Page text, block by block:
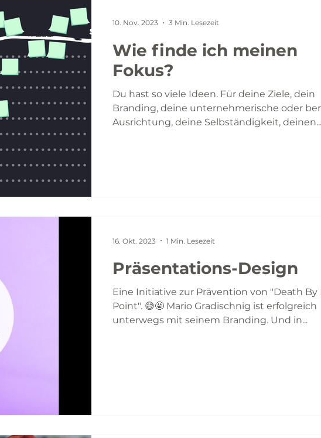
Wie finde ich meinen
Fokus?
Du hast so viele Ideen. Für deine Ziele, dein
Branding, deine unternehmerische oder
Ausrichtung, deine Selbständigkeit, deinen...
10. Nov. 2023 3 Min. Lesezeit
Präsentations-Design
Eine Initiative zur Prävention von "Death By
Point". 😅🤩 Mario Gradischnig ist erfolgreich
unterwegs mit seinem Branding. Und in...
16. Okt. 2023 1 Min. Lesezeit